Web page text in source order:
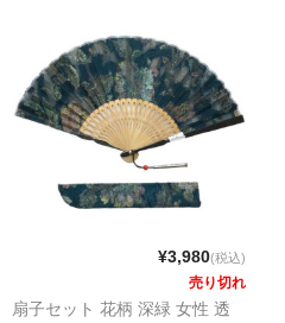
¥3,980(税込)
売り切れ
扇子セット 花柄 深緑 女性 透